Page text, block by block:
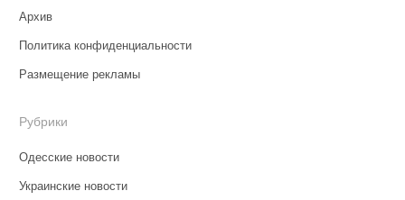
Архив
Политика конфиденциальности
Размещение рекламы
Рубрики
Одесские новости
Украинские новости